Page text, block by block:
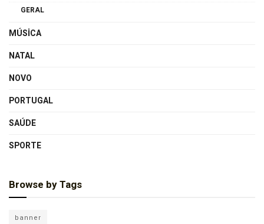
GERAL
MÚSICA
NATAL
NOVO
PORTUGAL
SAÚDE
SPORTE
Browse by Tags
banner